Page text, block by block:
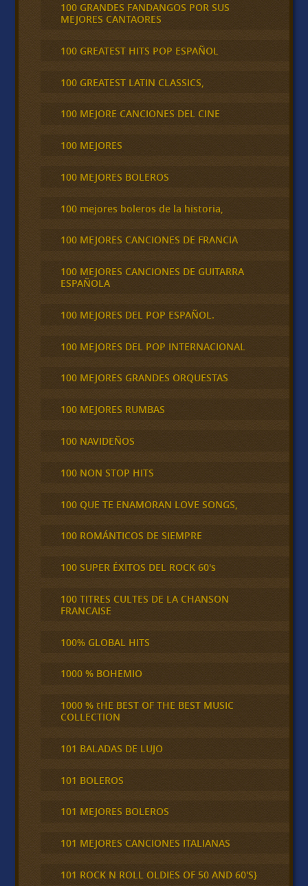
100 GRANDES FANDANGOS POR SUS
MEJORES CANTAORES
100 GREATEST HITS POP ESPAÑOL
100 GREATEST LATIN CLASSICS,
100 MEJORE CANCIONES DEL CINE
100 MEJORES
100 MEJORES BOLEROS
100 mejores boleros de la historia,
100 MEJORES CANCIONES DE FRANCIA
100 MEJORES CANCIONES DE GUITARRA
ESPAÑOLA
100 MEJORES DEL POP ESPAÑOL.
100 MEJORES DEL POP INTERNACIONAL
100 MEJORES GRANDES ORQUESTAS
100 MEJORES RUMBAS
100 NAVIDEÑOS
100 NON STOP HITS
100 QUE TE ENAMORAN LOVE SONGS,
100 ROMÁNTICOS DE SIEMPRE
100 SUPER ÉXITOS DEL ROCK 60's
100 TITRES CULTES DE LA CHANSON
FRANCAISE
100% GLOBAL HITS
1000 % BOHEMIO
1000 % tHE BEST OF THE BEST MUSIC
COLLECTION
101 BALADAS DE LUJO
101 BOLEROS
101 MEJORES BOLEROS
101 MEJORES CANCIONES ITALIANAS
101 ROCK N ROLL OLDIES OF 50 AND 60'S}